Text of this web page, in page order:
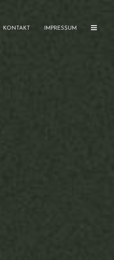
KONTAKT IMPRESSUM